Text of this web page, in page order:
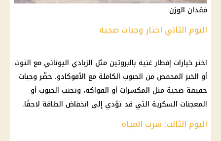
فقدان الوزن
اليوم الثاني اختار وجبات صحية
اختر خيارات إفطار غنية بالبروتين مثل الزبادي اليوناني مع التوت
أو الخبز المحمص من الحبوب الكاملة مع الأفوكادو. حضّر وجبات
خفيفة صحية مثل المكسرات أو الفواكه، وتجنب الحبوب أو
المعجنات السكرية التي قد تؤدي إلى انخفاض الطاقة لاحقًا.
اليوم الثالث: شرب المياه